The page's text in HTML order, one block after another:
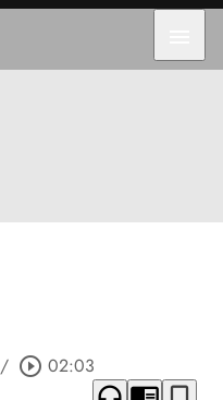
/ play_circle_outline 02:03